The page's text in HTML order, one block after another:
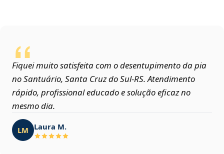
Fiquei muito satisfeita com o desentupimento da pia
no Santuário, Santa Cruz do Sul‑RS. Atendimento
rápido, profissional educado e solução eficaz no
mesmo dia.
LM Laura M.